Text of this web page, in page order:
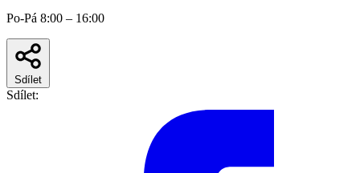
Po-Pá 8:00 – 16:00
Sdílet
Sdílet: